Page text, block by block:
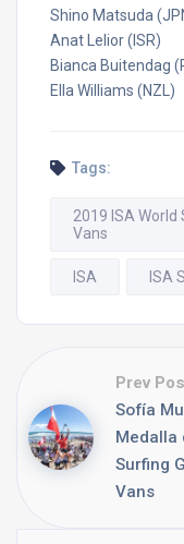
Shino Matsuda
Anat Lelior (ISR)
Bianca Buitendag
Ella Williams (NZL)
Tags:
2019 ISA
Vans
ISA ISA
Prev
Sofía
Medalla
Surfing
Vans